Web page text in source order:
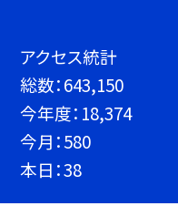
アクセス統計
総数：643,150
今年度： 18,374
今月：580
本日：38